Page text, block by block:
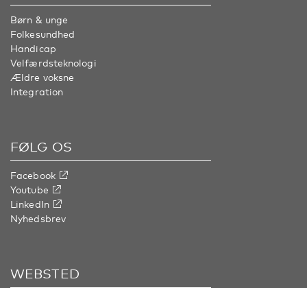
Børn & unge
Folkesundhed
Handicap
Velfærdsteknologi
Ældre voksne
Integration
FØLG OS
Facebook
Youtube
LinkedIn
Nyhedsbrev
WEBSTED